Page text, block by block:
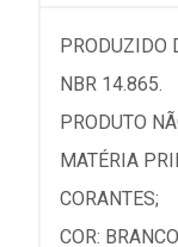
PRODUZIDO
NBR 14.865.
PRODUTO
MATÉRIA
CORANTES;
COR: